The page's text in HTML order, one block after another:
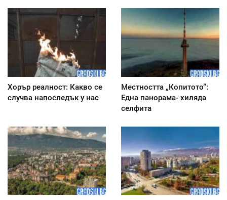
Хорър реалност: Какво се
случва напоследък у нас
Местността „Копитото“:
Една панорама- хиляда
селфита